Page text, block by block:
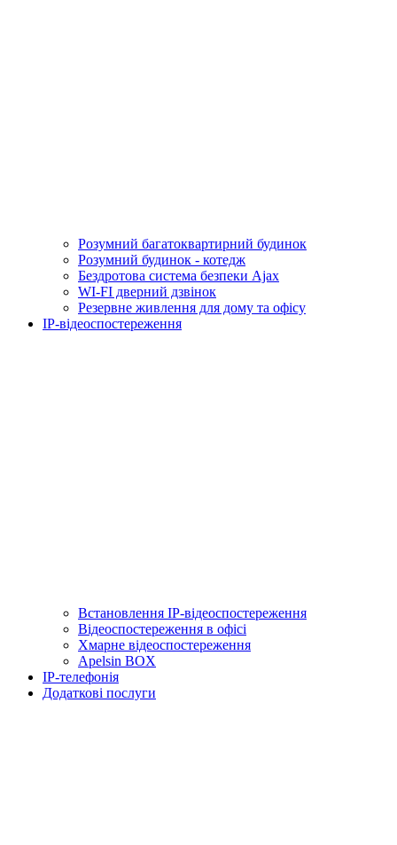
Розумний багатоквартирний будинок
Розумний будинок - котедж
Бездротова система безпеки Ajax
WI-FI дверний дзвінок
Резервне живлення для дому та офісу
IP-відеоспостереження
Встановлення IP-відеоспостереження
Відеоспостереження в офісі
Хмарне відеоспостереження
Apelsin BOX
IP-телефонія
Додаткові послуги